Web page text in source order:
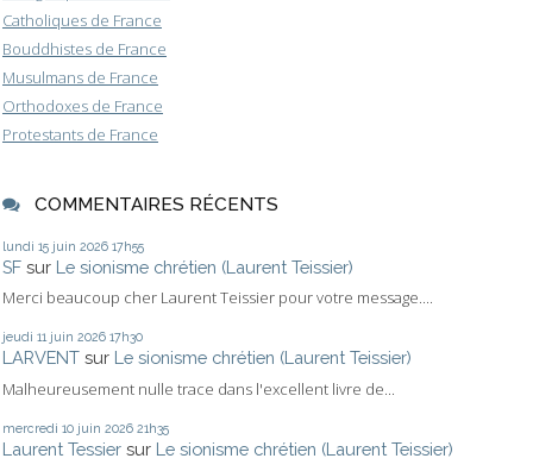
Catholiques de France
Bouddhistes de France
Musulmans de France
Orthodoxes de France
Protestants de France
COMMENTAIRES RÉCENTS
lundi 15 juin 2026 17h55
SF sur Le sionisme chrétien (Laurent Teissier)
Merci beaucoup cher Laurent Teissier pour votre message....
jeudi 11 juin 2026 17h30
LARVENT sur Le sionisme chrétien (Laurent Teissier)
Malheureusement nulle trace dans l'excellent livre de...
mercredi 10 juin 2026 21h35
Laurent Tessier sur Le sionisme chrétien (Laurent Teissier)